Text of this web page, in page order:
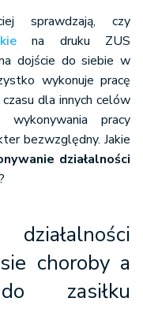
sprawdzają, czy
na druku ZUS
dojście do siebie w
wykonuje pracę
dla innych celów
pracy
bezwzględny. Jakie
działalności
choroby a
zasiłku